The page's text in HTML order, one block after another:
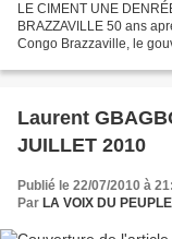
LE CIMENT UNE
BRAZZAVILLE 50 ans
Congo Brazzaville, le
Laurent
JUILLET 2010
Publié le 22/07/2010 à
Par LA VOIX DU PEUPLE